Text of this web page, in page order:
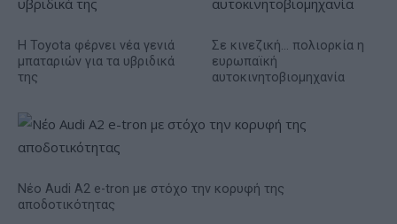
Η Toyota φέρνει νέα γενιά
μπαταριών για τα υβριδικά
της
Σε κινεζική… πολιορκία η
ευρωπαϊκή
αυτοκινητοβιομηχανία
Νέο Audi A2 e-tron με στόχο την κορυφή της
αποδοτικότητας